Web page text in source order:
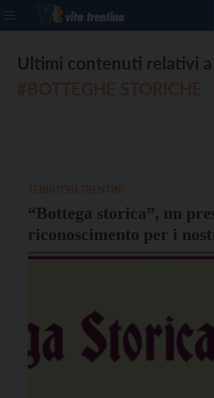
Ultimi contenuti relativi a
“Bottega storica”, un
riconoscimento per i
del territorio